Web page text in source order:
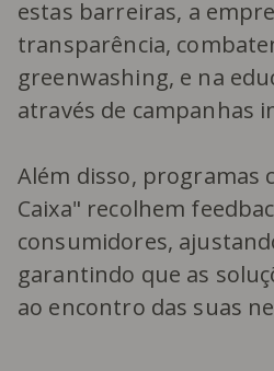
estas barreiras, a
transparência,
greenwashing, e na
através de campanhas
Além disso, programas
Caixa" recolhem
consumidores,
garantindo que as
ao encontro das suas